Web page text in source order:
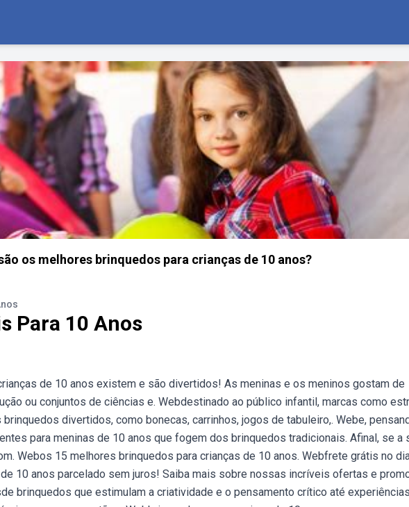
os melhores brinquedos para crianças de 10 anos?
Para 10 Anos
de 10 anos existem e são divertidos! As meninas e os meninos gostam de
ou conjuntos de ciências e. Webdestinado ao público infantil, marcas como
divertidos, como bonecas, carrinhos, jogos de tabuleiro,. Webe,
para meninas de 10 anos que fogem dos brinquedos tradicionais. Afinal, se a
Webos 15 melhores brinquedos para crianças de 10 anos. Webfrete grátis no
10 anos parcelado sem juros! Saiba mais sobre nossas incríveis ofertas e
brinquedos que estimulam a criatividade e o pensamento crítico até